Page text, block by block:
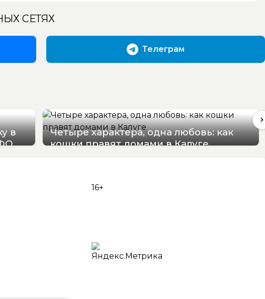
СЕТЯХ
Телеграм
в
Четыре характера, одна любовь: как
кошки правят домами в Калуге
16+